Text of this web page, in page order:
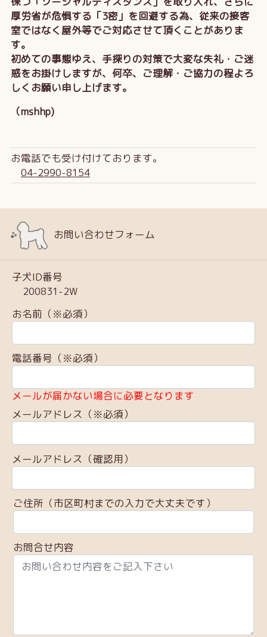
厚労省が危惧する「3密」を回避する為、従来の接客
室ではなく屋外等でご対応させて頂くことがありま
す。
初めての事態ゆえ、手探りの対策で大変な失礼・ご迷
惑をお掛けしますが、何卒、ご理解・ご協力の程よろ
しくお願い申し上げます。
（mshhp)
お電話でも受け付けております。
04-2990-8154
お問い合わせフォーム
子犬ID番号
200831-2W
お名前（※必須）
電話番号（※必須）
メールが届かない場合に必要となります
メールアドレス（※必須）
メールアドレス（確認用）
ご住所（市区町村までの入力で大丈夫です）
お問合せ内容